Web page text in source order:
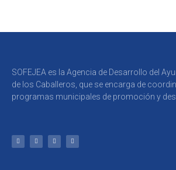
SOFEJEA es la Agencia de Desarrollo del
de los Caballeros, que se encarga de
programas municipales de promoción y